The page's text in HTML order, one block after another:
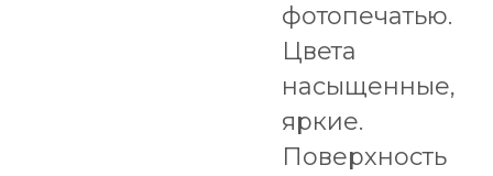
фотопечатью.
Цвета
насыщенные,
яркие.
Поверхность